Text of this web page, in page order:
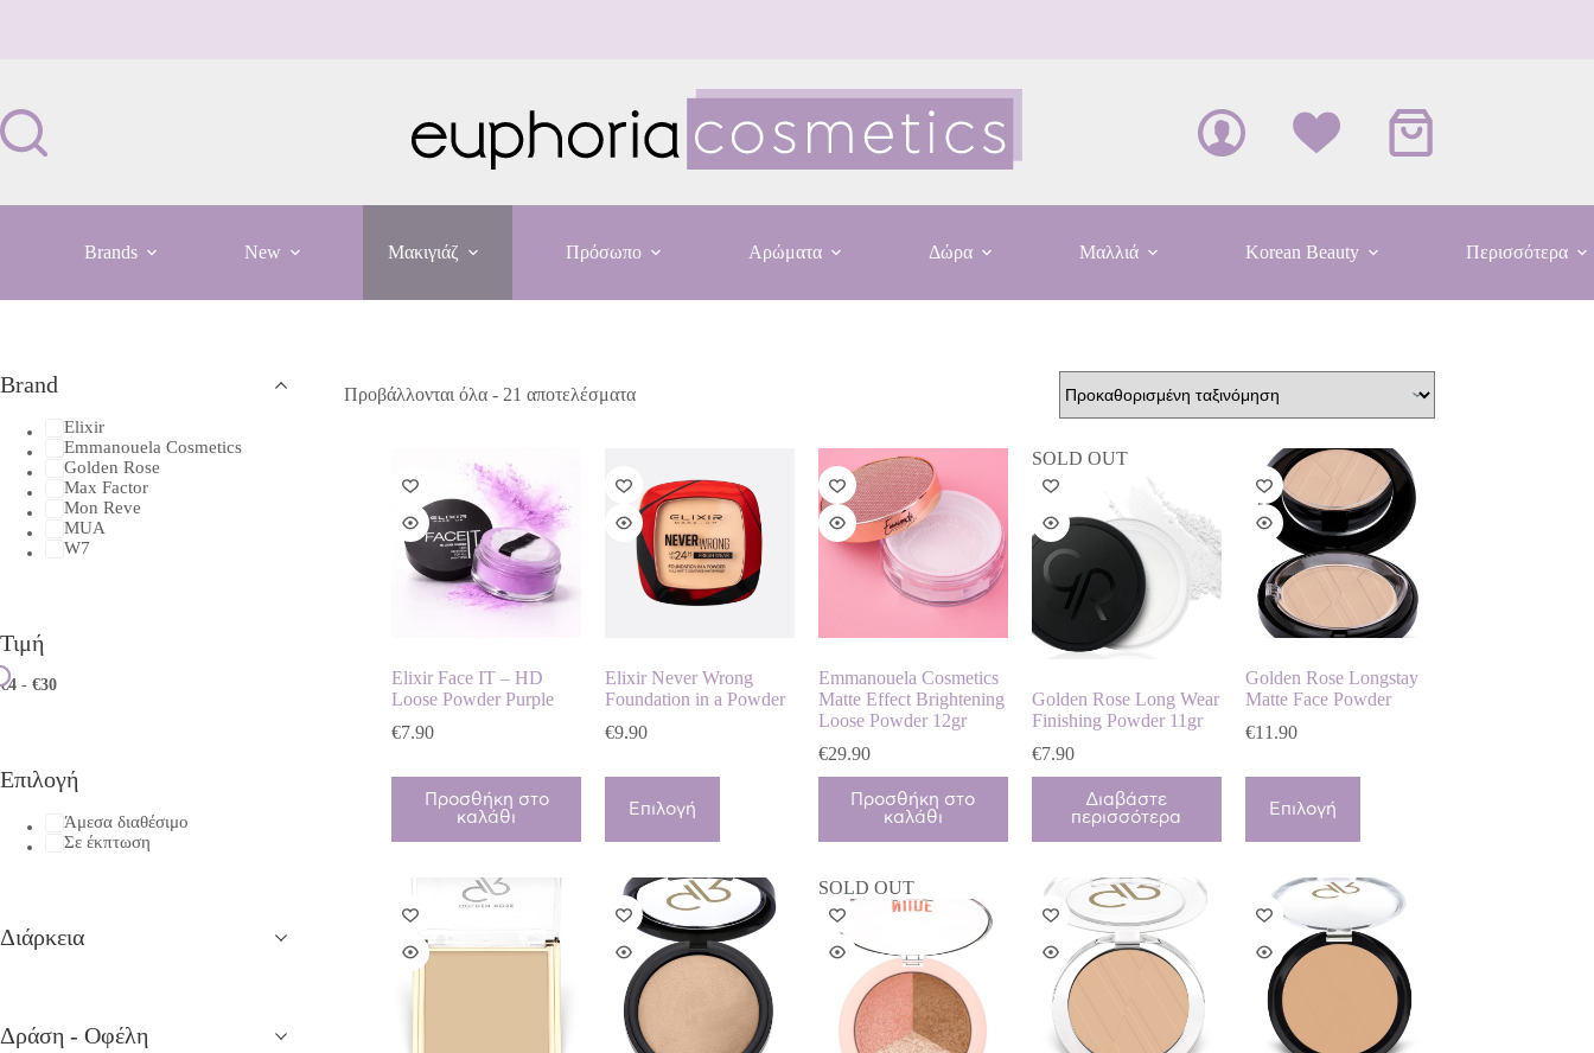
Καλάθι
Αγορών
Brands New Μακιγιάζ Πρόσωπο Αρώματα Δώρα Μαλλιά Korean Beauty Περισσότερα
Προβάλλονται όλα - 21 αποτελέσματα
Elixir Face IT – HD
Loose Powder Purple
€7.90
Προσθήκη στο
καλάθι
Elixir Never Wrong
Foundation in a Powder
€9.90
Επιλογή
παραλλαγές.
Οι
επιλογές
μπορούν
επιλεγούν
στη
σελίδα
Emmanouela Cosmetics
Matte Effect Brightening
Loose Powder 12gr
€29.90
Προσθήκη στο
καλάθι
SOLD OUT
Golden Rose Long Wear
Finishing Powder 11gr
€7.90
Διαβάστε
περισσότερα
Golden Rose Longstay
Matte Face Powder
€11.90
Επιλογή
παραλλαγές.
Οι
επιλογές
μπορούν
επιλεγούν
στη
σελίδα
SOLD OUT
Brand
Elixir
Emmanouela Cosmetics
Golden Rose
Max Factor
Mon Reve
MUA
W7
Τιμή
€4 - €30
Επιλογή
Άμεσα διαθέσιμο
Σε έκπτωση
Διάρκεια
Δράση - Οφέλη